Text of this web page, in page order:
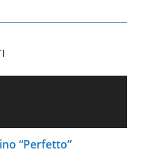
“Perfetto”